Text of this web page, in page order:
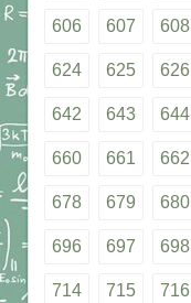
606 607 608
624 625 626
642 643 644
660 661 662
678 679 680
696 697 698
714 715 716